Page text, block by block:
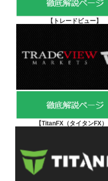
【 トレードビュー】
【TitanFX（タイタンFX）